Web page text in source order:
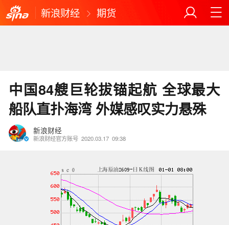
新浪财经 期货
中国84艘巨轮拔锚起航 全球最大
船队直扑海湾 外媒感叹实力悬殊
新浪财经
新浪财经官方账号 2020.03.17 09:38